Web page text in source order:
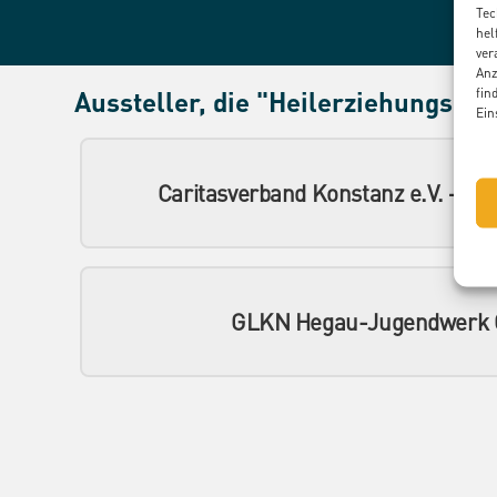
Aussteller, die
Caritasverband Konstanz e.V. –
GLKN Hegau-Jugendwerk